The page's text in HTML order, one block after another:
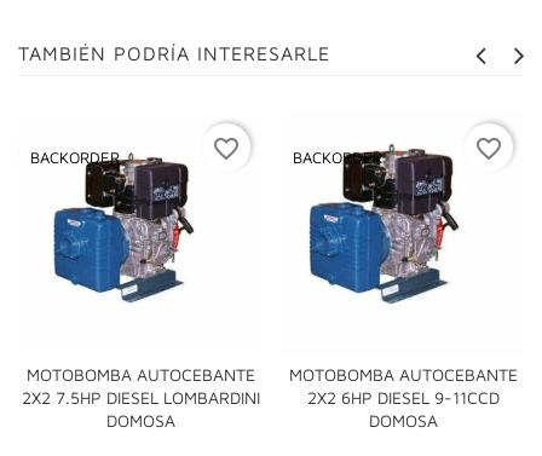
TAMBIÉN PODRÍA INTERESARLE
MOTOBOMBA AUTOCEBANTE
2X2 7.5HP DIESEL LOMBARDINI
DOMOSA
BACKORDER favorite_border
MOTOBOMBA AUTOCEBANTE
2X2 6HP DIESEL 9-11CCD
DOMOSA
BACKORDER favorite_border